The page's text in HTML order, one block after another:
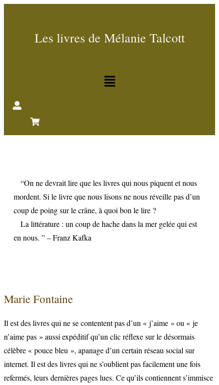
Les livres de Mélanie Talcott
“On ne devrait lire que les livres qui nous piquent et nous
mordent. Si le livre que nous lisons ne nous réveille pas d’un
coup de poing sur le crâne, à quoi bon le lire ?
La littérature : un coup de hache dans la mer gelée qui est
en nous. ” – Franz Kafka
Marie Fontaine
Il est des livres qui ne se contentent pas d’un « j’aime » ou « je
n’aime pas » aussi expéditif qu’un clic réflexe sur le désormais
célèbre « pouce bleu », apanage d’un certain réseau social sur
internet. Il est des livres qui ne s’oublient pas facilement une fois
refermés, leurs dernières pages lues. Ce qu’ils contiennent s’immisce